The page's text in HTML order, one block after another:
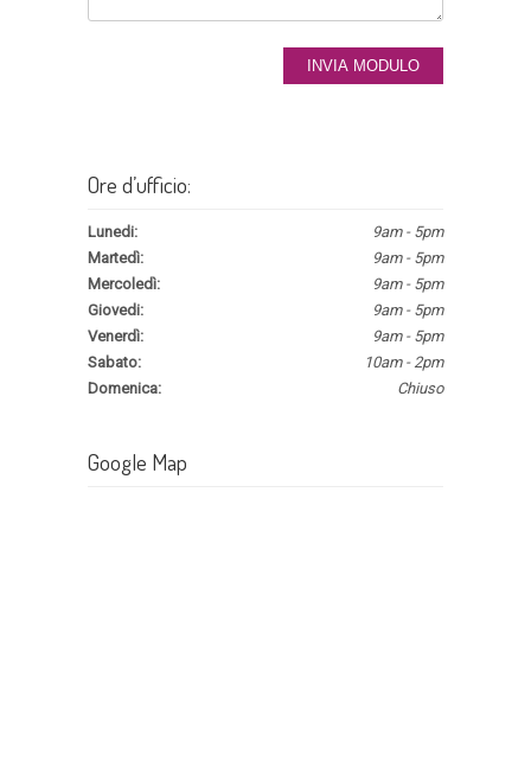
Ore d’ufficio:
Lunedi:
Martedì:
Mercoledì:
Giovedi:
Venerdì:
Sabato:
Domenica:
9am - 5pm
9am - 5pm
9am - 5pm
9am - 5pm
9am - 5pm
10am - 2pm
Chiuso
Google Map